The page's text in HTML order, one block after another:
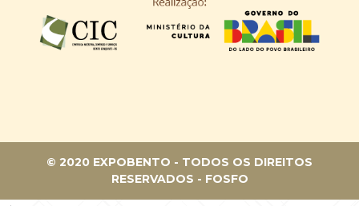
© 2020 EXPOBENTO - TODOS OS DIREITOS
RESERVADOS - FOSFO